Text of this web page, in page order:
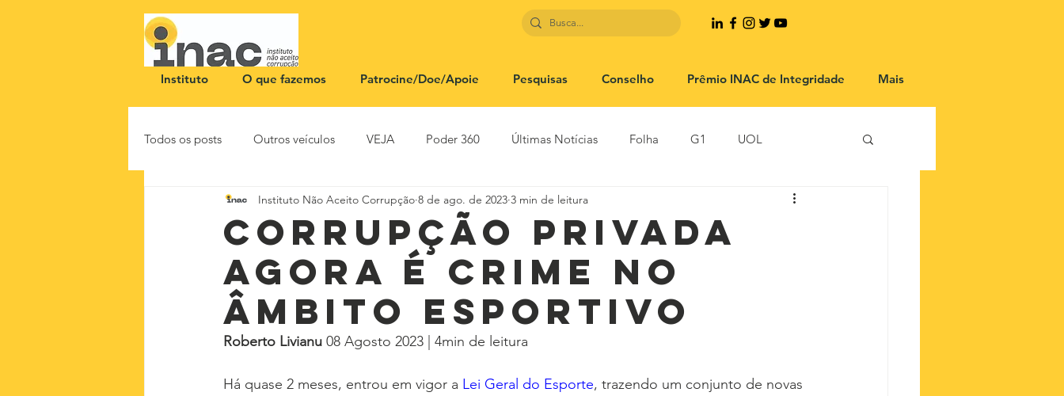
Instituto O que fazemos Patrocine/Doe/Apoie Pesquisas Conselho Prêmio INAC de Integridade Mais
Todos os posts Outros veículos VEJA Poder 360 Últimas Notícias Folha G1 UOL
NOTA PÚBLICA CEID SBT News Rádio Justiça Estadão
Corrupção privada
agora é crime no
âmbito esportivo
Instituto Não Aceito Corrupção 8 de ago. de 2023 3 min de leitura
Roberto Livianu 08 Agosto 2023 | 4min de leitura
Há quase 2 meses, entrou em vigor a Lei Geral do Esporte, trazendo um conjunto de novas